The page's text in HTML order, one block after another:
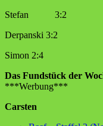
Stefan 3:2
Derpanski 3:2
Simon 2:4
Das Fundstück der
***Werbung***
Carsten